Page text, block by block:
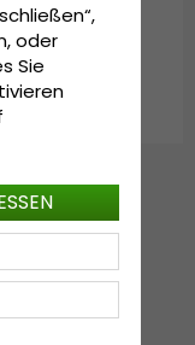
oder
Sie